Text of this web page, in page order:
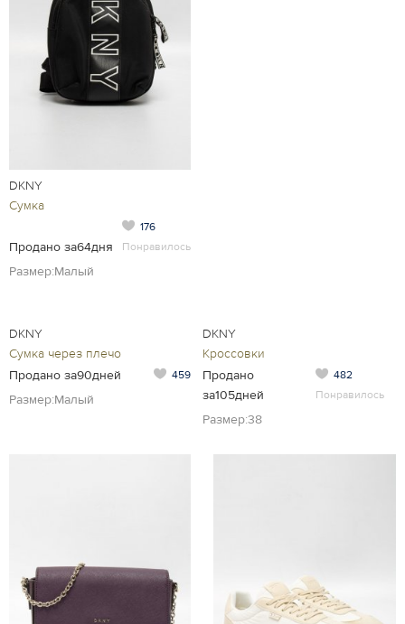
DKNY
Сумка
Продано за64дня
176
Понравилось
Размер:Малый
DKNY
Сумка через плечо
Продано за90дней
459
Размер:Малый
DKNY
Кроссовки
Продано
за105дней
482
Понравилось
Размер:38